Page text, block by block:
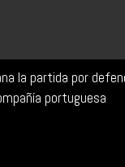
la partida por
portuguesa